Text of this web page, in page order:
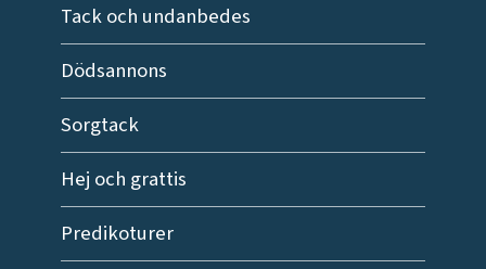
Tack och undanbedes
Dödsannons
Sorgtack
Hej och grattis
Predikoturer